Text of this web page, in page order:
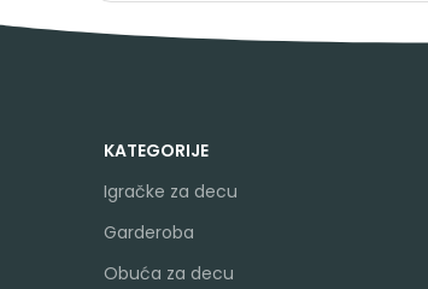
KATEGORIJE
Igračke za decu
Garderoba
Obuća za decu